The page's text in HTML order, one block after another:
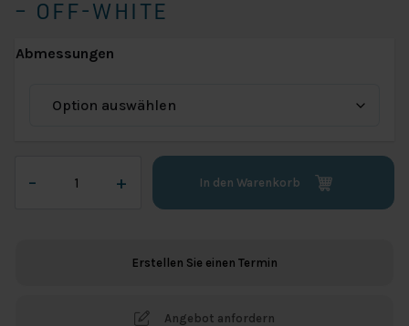
– OFF-WHITE
Abmessungen
–
Jersey
+ In den Warenkorb
Erstellen Sie einen Termin
Angebot anfordern